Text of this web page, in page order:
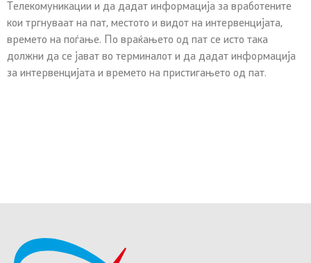
Телекомуникации и да дадат информација за вработените
кои тргнуваат на пат, местото и видот на интервенцијата,
времето на поѓање. По враќањето од пат се исто така
должни да се јават во терминалот и да дадат информација
за интервенцијата и времето на пристигањето од пат.